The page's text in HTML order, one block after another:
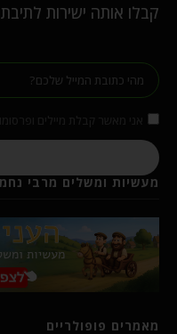
קבלו אותה ישירות
מעשיות ומשלים מרבי
מאמרים פופולריים